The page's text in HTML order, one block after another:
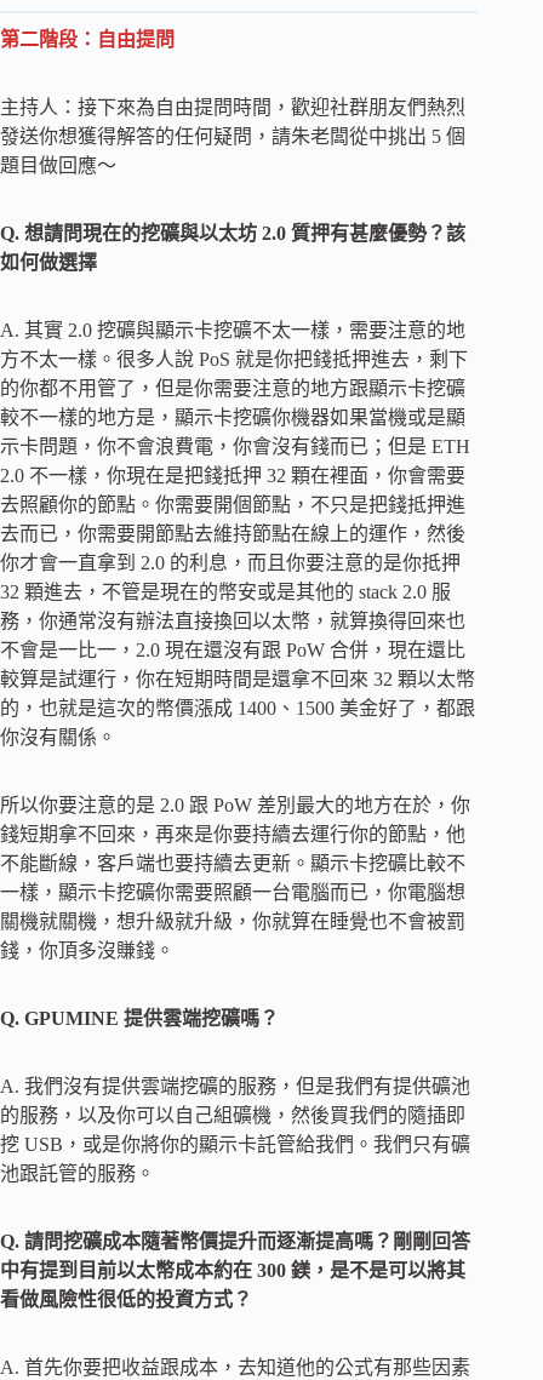
第二階段：自由提問
主持人：接下來為自由提問時間，歡迎社群朋友們熱烈
發送你想獲得解答的任何疑問，請朱老闆從中挑出 5 個
題目做回應～
Q. 想請問現在的挖礦與以太坊 2.0 質押有甚麼優勢？該
如何做選擇
A. 其實 2.0 挖礦與顯示卡挖礦不太一樣，需要注意的地
方不太一樣。很多人說 PoS 就是你把錢抵押進去，剩下
的你都不用管了，但是你需要注意的地方跟顯示卡挖礦
較不一樣的地方是，顯示卡挖礦你機器如果當機或是顯
示卡問題，你不會浪費電，你會沒有錢而已；但是 ETH
2.0 不一樣，你現在是把錢抵押 32 顆在裡面，你會需要
去照顧你的節點。你需要開個節點，不只是把錢抵押進
去而已，你需要開節點去維持節點在線上的運作，然後
你才會一直拿到 2.0 的利息，而且你要注意的是你抵押
32 顆進去，不管是現在的幣安或是其他的 stack 2.0 服
務，你通常沒有辦法直接換回以太幣，就算換得回來也
不會是一比一，2.0 現在還沒有跟 PoW 合併，現在還比
較算是試運行，你在短期時間是還拿不回來 32 顆以太幣
的，也就是這次的幣價漲成 1400、1500 美金好了，都跟
你沒有關係。
所以你要注意的是 2.0 跟 PoW 差別最大的地方在於，你
錢短期拿不回來，再來是你要持續去運行你的節點，他
不能斷線，客戶端也要持續去更新。顯示卡挖礦比較不
一樣，顯示卡挖礦你需要照顧一台電腦而已，你電腦想
關機就關機，想升級就升級，你就算在睡覺也不會被罰
錢，你頂多沒賺錢。
Q. GPUMINE 提供雲端挖礦嗎？
A. 我們沒有提供雲端挖礦的服務，但是我們有提供礦池
的服務，以及你可以自己組礦機，然後買我們的隨插即
挖 USB，或是你將你的顯示卡託管給我們。我們只有礦
池跟託管的服務。
Q. 請問挖礦成本隨著幣價提升而逐漸提高嗎？剛剛回答
中有提到目前以太幣成本約在 300 鎂，是不是可以將其
看做風險性很低的投資方式？
A. 首先你要把收益跟成本，去知道他的公式有那些因素